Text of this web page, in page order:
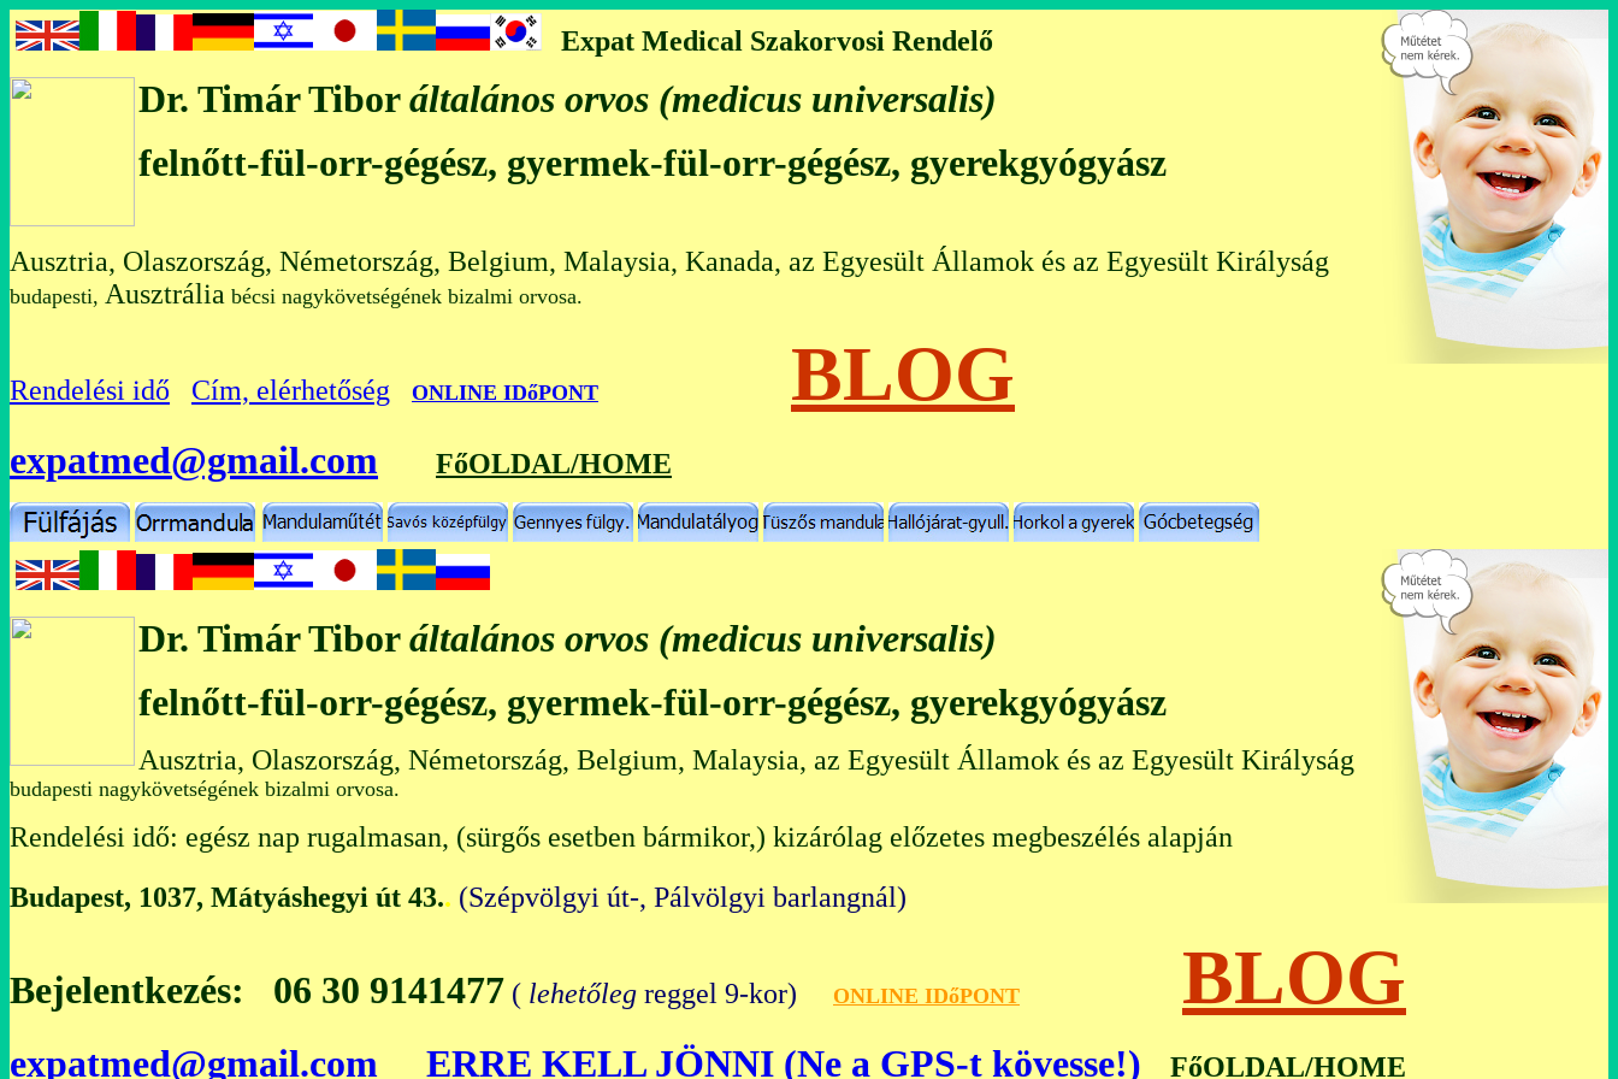
Expat Medical Szakorvosi Rendelő
Dr. Timár Tiboráltalános orvos (medicus universalis)
felnőtt-fül-orr-gégész, gyermek-fül-orr-gégész, gyerekgyógyász
Ausztria, Olaszország, Németország, Belgium, Malaysia, Kanada, az Egyesült Államok és az Egyesült Királyság
budapesti, Ausztrália bécsi nagykövetségének bizalmi orvosa.
Rendelési idő Cím, elérhetőség ONLINE IDőPONT BLOG
expatmed@gmail.com FőOLDAL/HOME
Dr. Timár Tiboráltalános orvos (medicus universalis)
felnőtt-fül-orr-gégész, gyermek-fül-orr-gégész, gyerekgyógyász
Ausztria, Olaszország, Németország, Belgium, Malaysia, az Egyesült Államok és az Egyesült Királyság
budapesti nagykövetségének bizalmi orvosa.
Rendelési idő: egész nap rugalmasan, (sürgős esetben bármikor,) kizárólag előzetes megbeszélés alapján
Budapest, 1037, Mátyáshegyi út 43.. (Szépvölgyi út-, Pálvölgyi barlangnál)
Bejelentkezés: 06 30 9141477 ( lehetőleg reggel 9-kor) ONLINE IDőPONT BLOG
expatmed@gmail.com ERRE KELL JÖNNI (Ne a GPS-t kövesse!) FőOLDAL/HOME